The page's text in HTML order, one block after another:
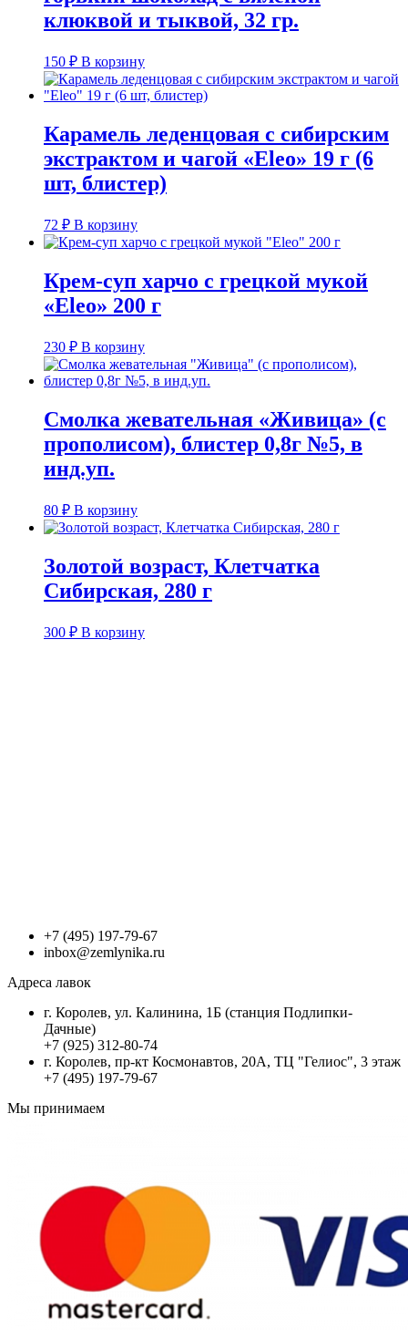
клюквой и тыквой, 32 гр.
150 ₽ В корзину
Карамель леденцовая с сибирским
экстрактом и чагой «Eleo» 19 г (6
шт, блистер)
72 ₽ В корзину
Крем-суп харчо с грецкой мукой
«Eleo» 200 г
230 ₽ В корзину
Смолка жевательная «Живица» (с
прополисом), блистер 0,8г №5, в
инд.уп.
80 ₽ В корзину
Золотой возраст, Клетчатка
Сибирская, 280 г
300 ₽ В корзину
+7 (495) 197-79-67
inbox@zemlynika.ru
Адреса лавок
г. Королев, ул. Калинина, 1Б (станция Подлипки-
Дачные)
+7 (925) 312-80-74
г. Королев, пр-кт Космонавтов, 20А, ТЦ "Гелиос", 3 этаж
+7 (495) 197-79-67
Мы принимаем